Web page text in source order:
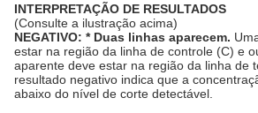
INTERPRETAÇÃO DE RESULTADOS
(Consulte a ilustração acima)
NEGATIVO: * Duas linhas aparecem.
estar na região da linha de controle (C) e
aparente deve estar na região da linha de
resultado negativo indica que a
abaixo do nível de corte detectável.